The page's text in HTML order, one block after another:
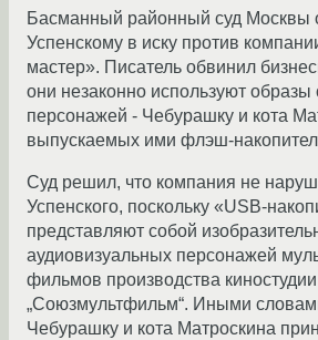
Басманный районный суд Москвы
Успенскому в иску против
мастер». Писатель обвинил
они незаконно используют
персонажей - Чебурашку и кота
выпускаемых ими флэш-
Суд решил, что компания не
Успенского, поскольку «USB-
представляют собой
аудиовизуальных персонажей
фильмов производства киностудии
„Союзмультфильм“. Иными
Чебурашку и кота Матроскина